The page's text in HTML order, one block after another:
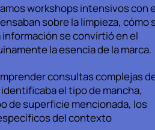
workshops intensivos con
sobre la limpieza, cómo
se convirtió en el
la esencia de la marca.
consultas complejas
el tipo de mancha,
de superficie mencionada, los
del contexto